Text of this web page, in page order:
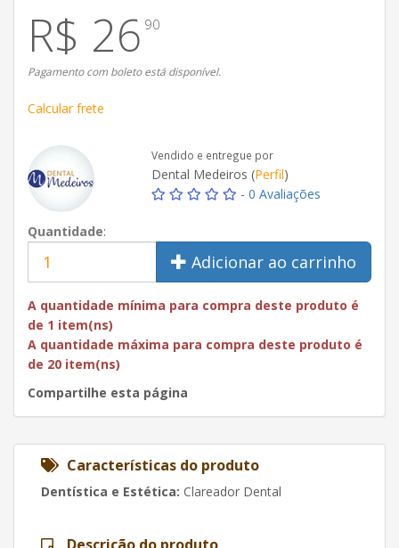
R$ 26 90
Pagamento com boleto está disponível.
Calcular frete
Vendido e entregue por
Dental Medeiros (Perfil)
- 0 Avaliações
Quantidade:
Adicionar ao carrinho
A quantidade mínima para compra deste produto é
de 1 item(ns)
A quantidade máxima para compra deste produto é
de 20 item(ns)
Compartilhe esta página
Características do produto
Dentística e Estética: Clareador Dental